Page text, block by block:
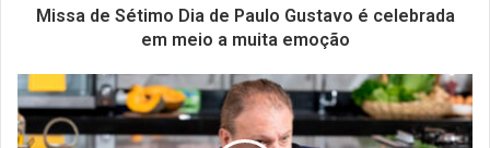
Missa de Sétimo Dia de Paulo Gustavo é celebrada
em meio a muita emoção